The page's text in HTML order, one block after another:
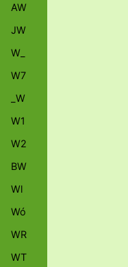
AW
JW
W_
W7
_W
W1
W2
BW
Wl
Wó
WR
WT